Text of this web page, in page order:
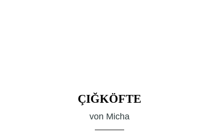
ÇIĞKÖFTE
von Micha